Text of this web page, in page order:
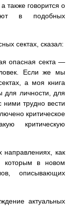
также говорится о
в подобных
сектах, сказал:
опасная секта —
Если же мы
а моя книга
для личности, для
ними трудно вести
критическое
критическую
направлениях, как
которым в новом
описывающих
актуальных